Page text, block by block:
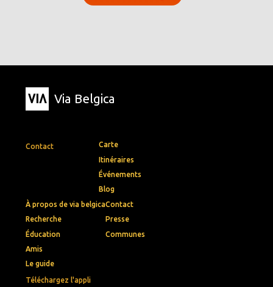
Via Belgica
Contact
Téléchargez l'appli
Carte
Itinéraires
Événements
Blog
À propos de via belgica
Recherche
Éducation
Amis
Le guide
Contact
Presse
Communes